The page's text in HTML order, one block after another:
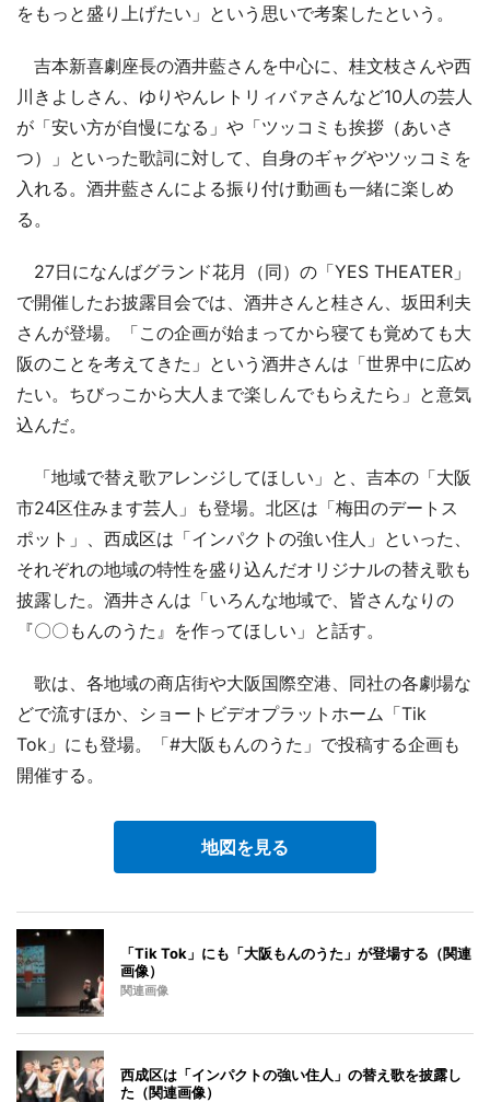
をもっと盛り上げたい」という思いで考案したという。
吉本新喜劇座長の酒井藍さんを中心に、桂文枝さんや西
川きよしさん、ゆりやんレトリィバァさんなど10人の芸人
が「安い方が自慢になる」や「ツッコミも挨拶（あいさ
つ）」といった歌詞に対して、自身のギャグやツッコミを
入れる。酒井藍さんによる振り付け動画も一緒に楽しめ
る。
27日になんばグランド花月（同）の「YES THEATER」
で開催したお披露目会では、酒井さんと桂さん、坂田利夫
さんが登場。「この企画が始まってから寝ても覚めても大
阪のことを考えてきた」という酒井さんは「世界中に広め
たい。ちびっこから大人まで楽しんでもらえたら」と意気
込んだ。
「地域で替え歌アレンジしてほしい」と、吉本の「大阪
市24区住みます芸人」も登場。北区は「梅田のデートス
ポット」、西成区は「インパクトの強い住人」といった、
それぞれの地域の特性を盛り込んだオリジナルの替え歌も
披露した。酒井さんは「いろんな地域で、皆さんなりの
『〇〇もんのうた』を作ってほしい」と話す。
歌は、各地域の商店街や大阪国際空港、同社の各劇場な
どで流すほか、ショートビデオプラットホーム「Tik
Tok」にも登場。「#大阪もんのうた」で投稿する企画も
開催する。
地図を見る
「Tik Tok」にも「大阪もんのうた」が登場する（関連
画像）
関連画像
西成区は「インパクトの強い住人」の替え歌を披露し
た（関連画像）